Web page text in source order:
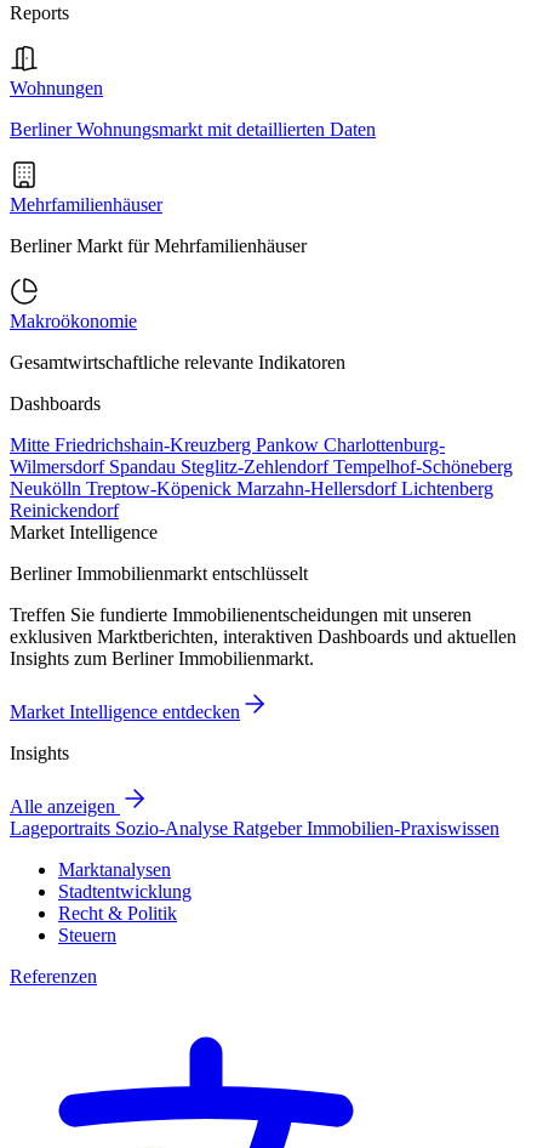
Reports
Wohnungen
Berliner Wohnungsmarkt mit detaillierten Daten
Mehrfamilienhäuser
Berliner Markt für Mehrfamilienhäuser
Makroökonomie
Gesamtwirtschaftliche relevante Indikatoren
Dashboards
Mitte Friedrichshain-Kreuzberg Pankow Charlottenburg-
Wilmersdorf Spandau Steglitz-ZehlendorfTempelhof-Schöneberg
Neukölln Treptow-Köpenick Marzahn-HellersdorfLichtenberg
Reinickendorf
Market Intelligence
Berliner Immobilienmarkt entschlüsselt
Treffen Sie fundierte Immobilienentscheidungen mit unseren
exklusiven Marktberichten, interaktiven Dashboards und aktuellen
Insights zum Berliner Immobilienmarkt.
Market Intelligence entdecken
Insights
Alle anzeigen
Lageportraits Sozio-Analyse RatgeberImmobilien-Praxiswissen
Marktanalysen
Stadtentwicklung
Recht & Politik
Steuern
Referenzen